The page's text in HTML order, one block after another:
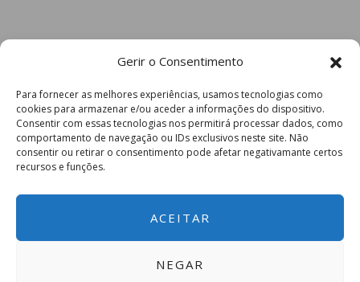
Gerir o Consentimento
Para fornecer as melhores experiências, usamos tecnologias como
cookies para armazenar e/ou aceder a informações do dispositivo.
Consentir com essas tecnologias nos permitirá processar dados, como
comportamento de navegação ou IDs exclusivos neste site. Não
consentir ou retirar o consentimento pode afetar negativamante certos
recursos e funções.
ACEITAR
NEGAR